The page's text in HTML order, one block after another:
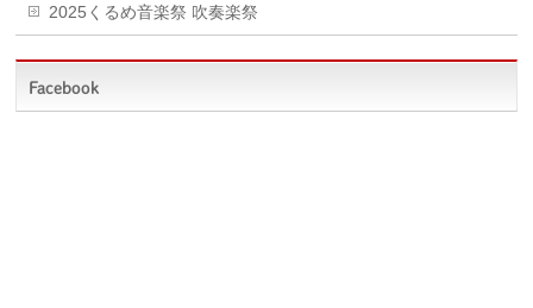
2025くるめ音楽祭 吹奏楽祭
Facebook